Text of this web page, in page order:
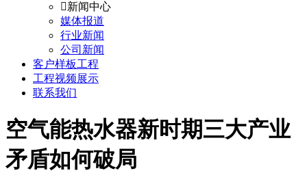
新闻中心
媒体报道
行业新闻
公司新闻
客户样板工程
工程视频展示
联系我们
空气能热水器新时期三大产业
矛盾如何破局